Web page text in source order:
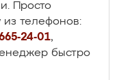
Просто
телефонов:
24-01,
быстро